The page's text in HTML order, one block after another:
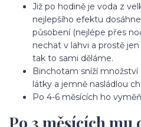
Již po hodině je voda z
nejlepšího efektu
působení (nejlépe přes
nechat v lahvi a prostě
tak to sami děláme.
Binchotam sníží
látky a jemně nasládlou
Po 4-6 měsících ho
Po 3 měsících